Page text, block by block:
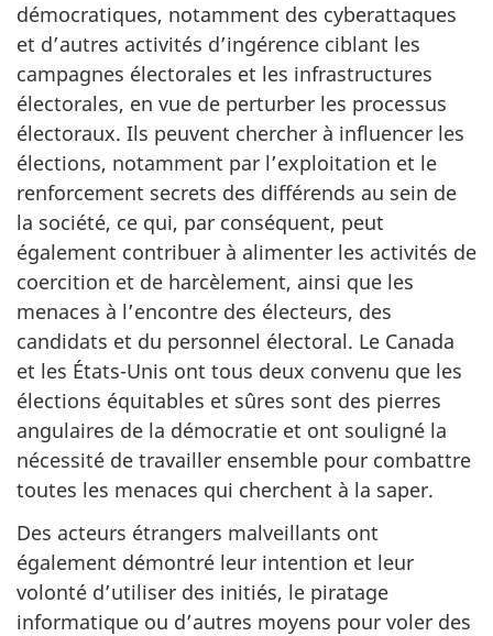
démocratiques, notamment des cyberattaques
et d’autres activités d’ingérence ciblant les
campagnes électorales et les infrastructures
électorales, en vue de perturber les processus
électoraux. Ils peuvent chercher à influencer les
élections, notamment par l’exploitation et le
renforcement secrets des différends au sein de
la société, ce qui, par conséquent, peut
également contribuer à alimenter les activités de
coercition et de harcèlement, ainsi que les
menaces à l’encontre des électeurs, des
candidats et du personnel électoral. Le Canada
et les États-Unis ont tous deux convenu que les
élections équitables et sûres sont des pierres
angulaires de la démocratie et ont souligné la
nécessité de travailler ensemble pour combattre
toutes les menaces qui cherchent à la saper.
Des acteurs étrangers malveillants ont
également démontré leur intention et leur
volonté d’utiliser des initiés, le piratage
informatique ou d’autres moyens pour voler des